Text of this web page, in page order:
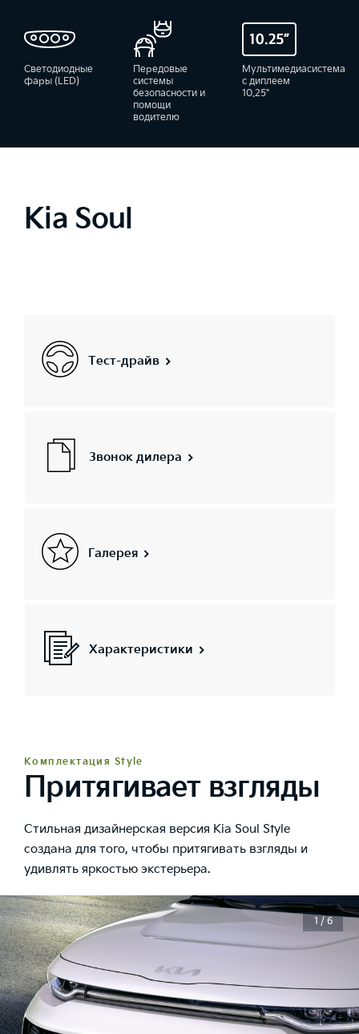
Светодиодные
фары (LED)
Передовые
системы
безопасности и
помощи
водителю
Мультимедиасистема
с диплеем
10.25"
Kia Soul
Тест-драйв
Звонок дилера
Галерея
Характеристики
Комплектация Style
Притягивает взгляды
Стильная дизайнерская версия Kia Soul Style
cоздана для того, чтобы притягивать взгляды и
удивлять яркостью экстерьера.
1 / 6